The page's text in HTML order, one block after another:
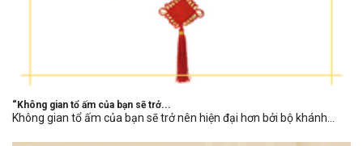
“Không gian tổ ấm của bạn sẽ trở...
Không gian tổ ấm của bạn sẽ trở nên hiện đại hơn bởi bộ khánh...